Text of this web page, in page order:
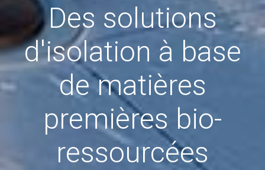
Des solutions
d'isolation à base
de matières
premières bio-
ressourcées